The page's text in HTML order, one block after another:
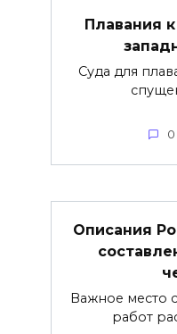
Плавания
Суда для
0
Описания
Важное место
работ